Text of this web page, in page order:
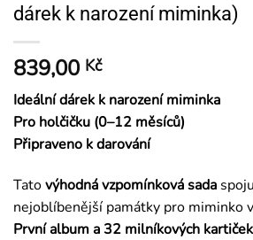
dárek k narození miminka)
839,00 Kč
Ideální dárek k narození miminka
Pro holčičku (0–12 měsíců)
Připraveno k darování
Tatovýhodná vzpomínková sada
nejoblíbenější památky pro miminko
První album a 32 milníkových kartiček